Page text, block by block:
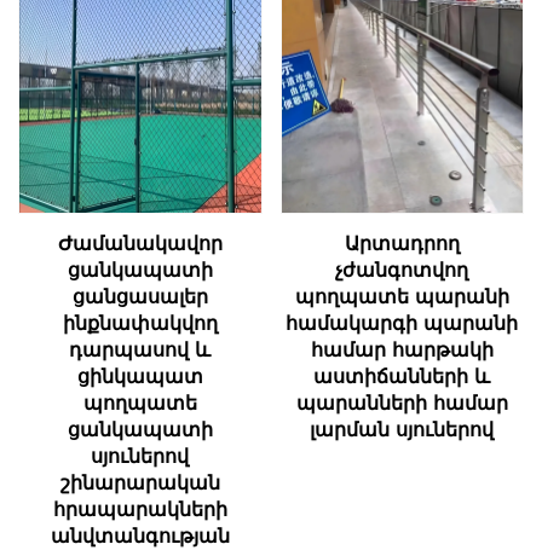
Ժամանակավոր
ցանկապատի
ցանցասալեր
ինքնափակվող
դարպասով և
ցինկապատ
պողպատե
ցանկապատի
սյուներով
շինարարական
հրապարակների
անվտանգության
Արտադրող
չժանգոտվող
պողպատե պարանի
համակարգի պարանի
համար հարթակի
աստիճանների և
պարանների համար
լարման սյուներով